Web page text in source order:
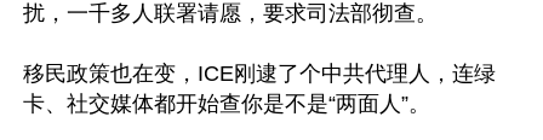
扰，一千多人联署请愿，要求司法部彻查。
移民政策也在变，ICE刚逮了个中共代理人，连绿
卡、社交媒体都开始查你是不是“两面人”。